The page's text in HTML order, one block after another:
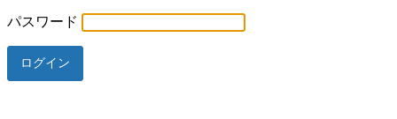
パスワード